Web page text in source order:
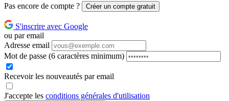
Pas encore de compte ? Créer un compte gratuit
S'inscrire avec Google
ou par email
Adresse email
Mot de passe (6 caractères minimum)
Recevoir les nouveautés par email
J'accepte les conditions générales d'utilisation